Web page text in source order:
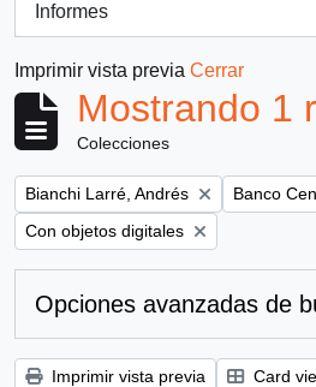
Informes
, 1 resultados
Imprimir vista previa Cerrar
Mostrando 1
Colecciones
Remove filter:
Bianchi Larré, Andrés Remove
Banco
Remove filter:
Con objetos digitales
Opciones avanzadas de
Imprimir vista previa Card